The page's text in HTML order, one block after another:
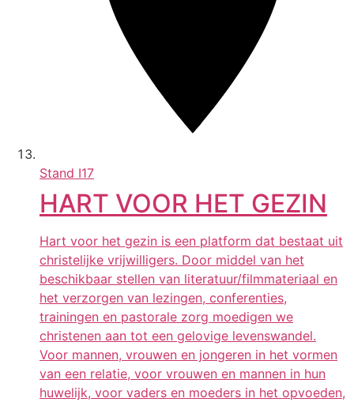
Stand I17
HART VOOR HET GEZIN
Hart voor het gezin is een platform dat bestaat uit
christelijke vrijwilligers. Door middel van het
beschikbaar stellen van literatuur/filmmateriaal en
het verzorgen van lezingen, conferenties,
trainingen en pastorale zorg moedigen we
christenen aan tot een gelovige levenswandel.
Voor mannen, vrouwen en jongeren in het vormen
van een relatie, voor vrouwen en mannen in hun
huwelijk, voor vaders en moeders in het opvoeden,